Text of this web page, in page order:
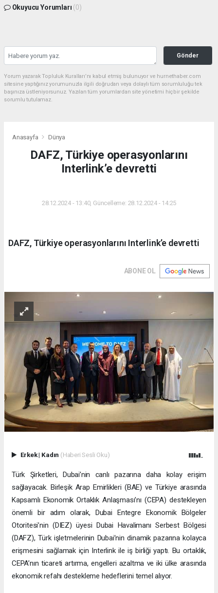
Okuyucu Yorumları (0)
Gönder
Yorum yazarak Topluluk Kuralları’nı kabul etmiş bulunuyor ve hurnethaber.com
sitesine yaptığınız yorumunuzla ilgili doğrudan veya dolaylı tüm sorumluluğu tek
başınıza üstleniyorsunuz. Yazılan tüm yorumlardan site yönetimi hiçbir şekilde
sorumlu tutulamaz.
Anasayfa Dünya
DAFZ, Türkiye operasyonlarını
Interlink’e devretti
28.12.2024 - 13:40, Güncelleme: 28.12.2024 - 14:25
DAFZ, Türkiye operasyonlarını Interlink’e devretti
ABONE OL
Erkek| Kadın (Haberi Sesli Oku)
Türk Şirketleri, Dubai’nin canlı pazarına daha kolay erişim
sağlayacak. Birleşik Arap Emirlikleri (BAE) ve Türkiye arasında
Kapsamlı Ekonomik Ortaklık Anlaşması’nı (CEPA) destekleyen
önemli bir adım olarak, Dubai Entegre Ekonomik Bölgeler
Otoritesi’nin (DIEZ) üyesi Dubai Havalimanı Serbest Bölgesi
(DAFZ), Türk işletmelerinin Dubai’nin dinamik pazarına kolayca
erişmesini sağlamak için Interlink ile iş birliği yaptı. Bu ortaklık,
CEPA’nın ticareti artırma, engelleri azaltma ve iki ülke arasında
ekonomik refahı destekleme hedeflerini temel alıyor.